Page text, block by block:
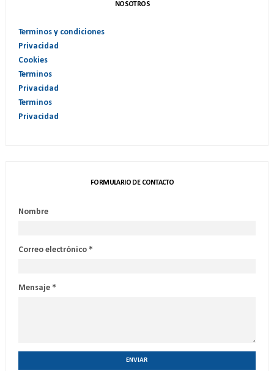
NOSOTROS
Terminos y condiciones
Privacidad
Cookies
Terminos
Privacidad
Terminos
Privacidad
FORMULARIO DE CONTACTO
Nombre
Correo electrónico *
Mensaje *